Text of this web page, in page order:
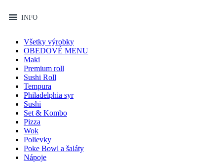
INFO
Všetky výrobky
OBEDOVÉ MENU
Maki
Premium roll
Sushi Roll
Tempura
Philadelphia syr
Sushi
Set & Kombo
Pizza
Wok
Polievky
Poke Bowl a šaláty
Nápoje